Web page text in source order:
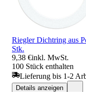
Riegler Dichtring aus
Stk.
9,38 €inkl. MwSt.
100 Stück enthalten
Lieferung bis 1-2
Details anzeigen